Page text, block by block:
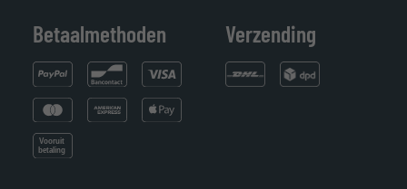
Betaalmethoden Verzending